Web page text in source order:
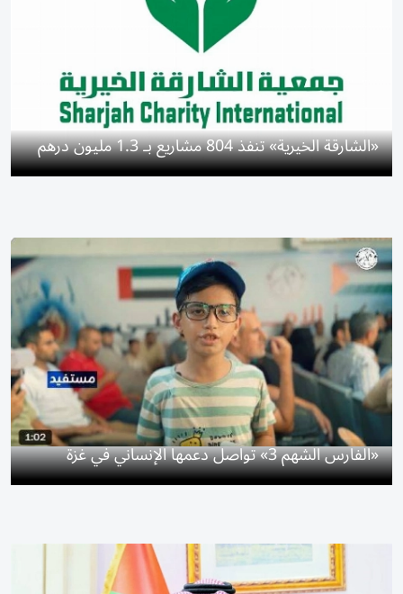
«الشارقة الخيرية» تنفذ 804 مشاريع بـ 1.3 مليون درهم
«الفارس الشهم 3» تواصل دعمها الإنساني في غزة